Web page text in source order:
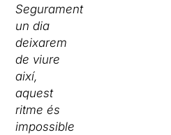
Segurament
un dia
deixarem
de viure
així,
aquest
ritme és
impossible